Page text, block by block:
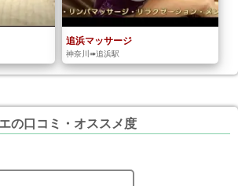
追浜マッサージ
神奈川➠追浜駅
の口コミ・オススメ度